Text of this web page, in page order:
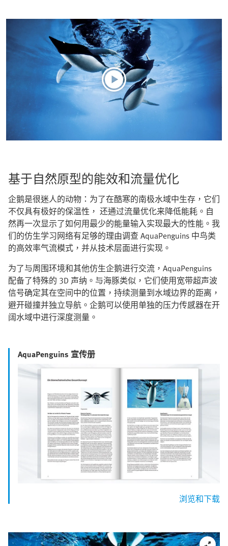
基于自然原型的能效和流量优化
企鹅是很迷人的动物：为了在酷寒的南极水域中生存，它们
不仅具有极好的保温性， 还通过流量优化来降低能耗。自
然再一次显示了如何用最少的能量输入实现最大的性能。我
们的仿生学习网络有足够的理由调查 AquaPenguins 中鸟类
的高效率气流模式，并从技术层面进行实现。
为了与周围环境和其他仿生企鹅进行交流，AquaPenguins
配备了特殊的 3D 声纳。与海豚类似，它们使用宽带超声波
信号确定其在空间中的位置，持续测量到水域边界的距离，
避开碰撞并独立导航。企鹅可以使用单独的压力传感器在开
阔水域中进行深度测量。
AquaPenguins 宣传册
浏览和下载